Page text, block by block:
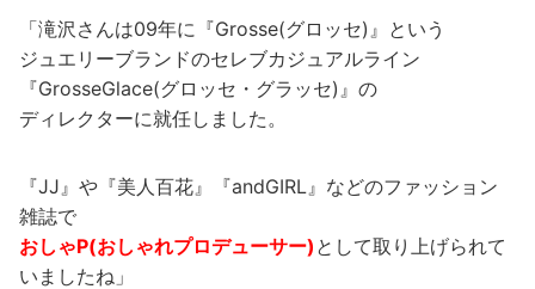
「滝沢さんは09年に『Grosse(グロッセ)』という
ジュエリーブランドのセレブカジュアルライン
『GrosseGlace(グロッセ・グラッセ)』の
ディレクターに就任しました。
『JJ』や『美人百花』『andGIRL』などのファッション
雑誌で
おしゃP(おしゃれプロデューサー) として取り上げられて
いましたね」